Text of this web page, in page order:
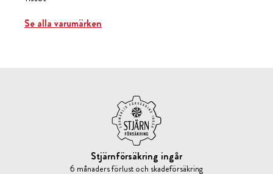
Se alla varumärken
Stjärnförsäkring ingår
6 månaders förlust och skadeförsäkring